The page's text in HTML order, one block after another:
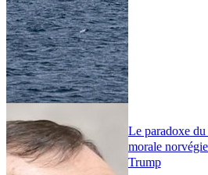
Le paradoxe
morale
Trump